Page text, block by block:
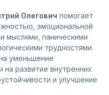
Олегович помогает
эмоциональной
мыслями, паническими
трудностями.
уменьшение
развитие внутренних
и улучшение